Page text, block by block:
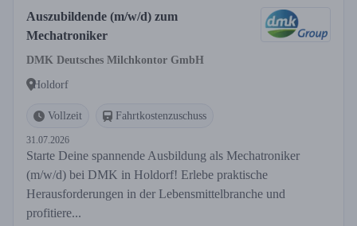
Auszubildende (m/w/d) zum
Mechatroniker
DMK Deutsches Milchkontor GmbH
Holdorf
Vollzeit Fahrtkostenzuschuss
31.07.2026
Starte Deine spannende Ausbildung als Mechatroniker
(m/w/d) bei DMK in Holdorf! Erlebe praktische
Herausforderungen in der Lebensmittelbranche und
profitiere...